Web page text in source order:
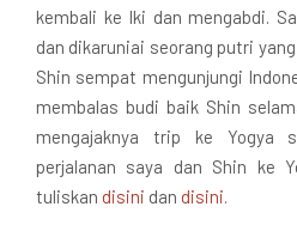
kembali ke Iki dan mengabdi.
dan dikaruniai seorang putri
Shin sempat mengunjungi
membalas budi baik Shin
mengajaknya trip ke Yogya
perjalanan saya dan Shin ke
tuliskan disini dan disini.